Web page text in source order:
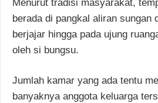
Menurut tradisi masyarakat,
berada di pangkal aliran sungan
berjajar hingga pada ujung
oleh si bungsu.
Jumlah kamar yang ada tentu
banyaknya anggota keluarga